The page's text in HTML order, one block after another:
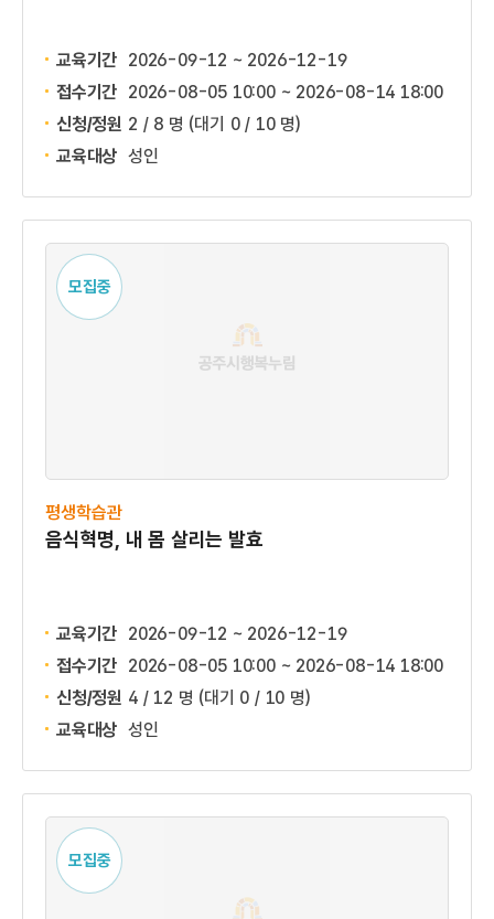
교육기간 2026-09-12 ~ 2026-12-19
접수기간 2026-08-05 10:00 ~ 2026-08-14 18:00
신청/정원 2 / 8 명 (대기 0 / 10 명)
교육대상 성인
모집중
평생학습관
음식혁명, 내 몸 살리는 발효
교육기간 2026-09-12 ~ 2026-12-19
접수기간 2026-08-05 10:00 ~ 2026-08-14 18:00
신청/정원 4 / 12 명 (대기 0 / 10 명)
교육대상 성인
모집중